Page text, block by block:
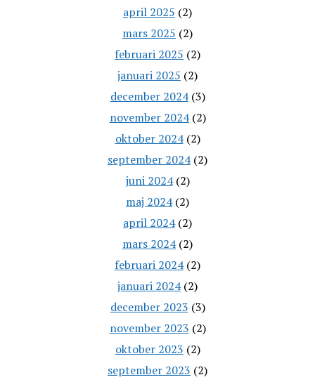
april 2025 (2)
mars 2025 (2)
februari 2025 (2)
januari 2025 (2)
december 2024(3)
november 2024(2)
oktober 2024(2)
september 2024(2)
juni 2024(2)
maj 2024(2)
april 2024(2)
mars 2024(2)
februari 2024(2)
januari 2024(2)
december 2023 (3)
november 2023 (2)
oktober 2023 (2)
september 2023 (2)